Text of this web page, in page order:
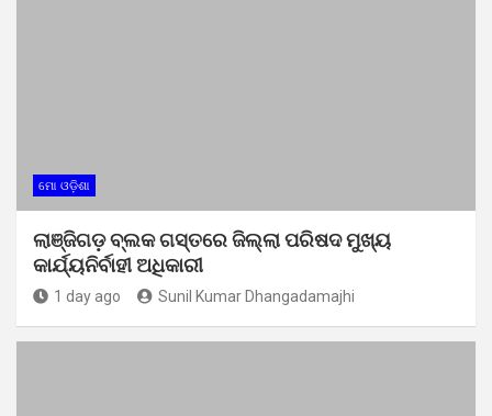
ମୋ ଓଡ଼ିଶା
ଲାଞ୍ଜିଗଡ଼ ବ୍ଲକ ଗସ୍ତରେ ଜିଲ୍ଲା ପରିଷଦ ମୁଖ୍ୟ
କାର୍ଯ୍ୟନିର୍ବାହୀ ଅଧିକାରୀ
1 day ago Sunil Kumar Dhangadamajhi